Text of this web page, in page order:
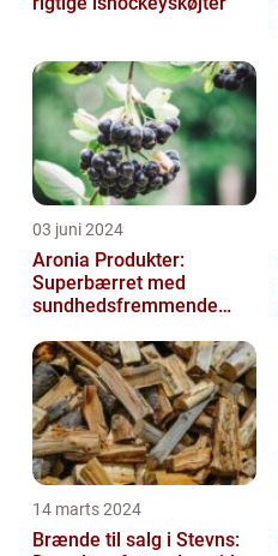
03 juni 2024
Aronia Produkter:
Superbærret med
sundhedsfremmende
14 marts 2024
Brænde til salg i Stevns: